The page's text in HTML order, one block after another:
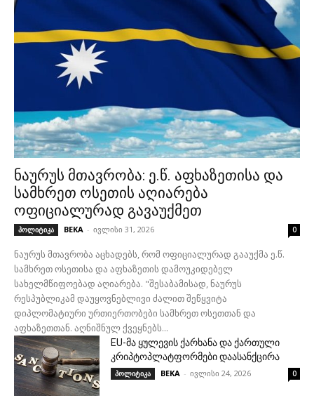
ნაურუს მთავრობა: ე.წ. აფხაზეთისა და
სამხრეთ ოსეთის აღიარება
ოფიციალურად გავაუქმეთ
პოლიტიკა BEKA - ივლისი 31, 2026 0
ნაურუს მთავრობა აცხადებს, რომ ოფიციალურად გააუქმა ე.წ.
სამხრეთ ოსეთისა და აფხაზეთის დამოუკიდებელ
სახელმწიფოებად აღიარება. "შესაბამისად, ნაურუს
რესპუბლიკამ დაუყოვნებლივი ძალით შეწყვიტა
დიპლომატიური ურთიერთობები სამხრეთ ოსეთთან და
აფხაზეთთან. აღნიშნულ ქვეყნებს...
EU-მა ყულევის ქარხანა და ქართული
კრიპტოპლატფორმები დაასანქცირა
პოლიტიკა BEKA - ივლისი 24, 2026 0